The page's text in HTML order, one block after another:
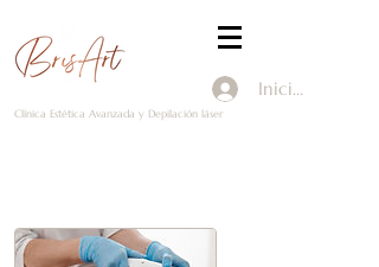
Iniciar Sesión
Clínica Estética Avanzada y Depilación láser